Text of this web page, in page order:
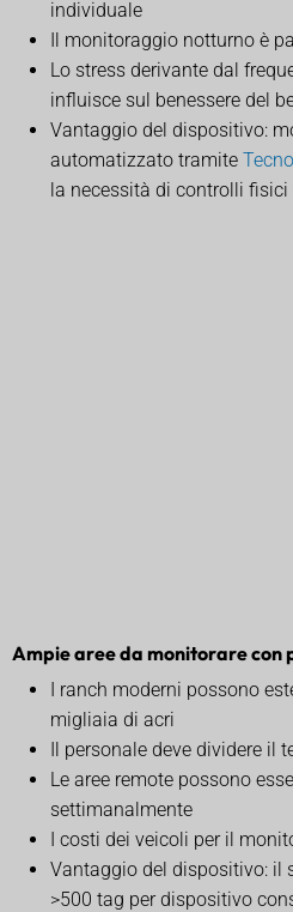
individuale
Il monitoraggio notturno è
Lo stress derivante dal
influisce sul benessere del
Vantaggio del dispositivo:
automatizzato tramite
la necessità di controlli
Ampie aree da monitorare con
I ranch moderni possono
migliaia di acri
Il personale deve dividere il
Le aree remote possono
settimanalmente
I costi dei veicoli per il
Vantaggio del dispositivo: il
>500 tag per dispositivo